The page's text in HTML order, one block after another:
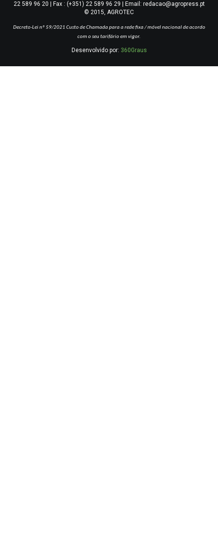
22 589 96 20 | Fax : (+351) 22 589 96 29 | Email: redacao@agropress.pt
© 2015, AGROTEC
Decreto-Lei nº 59/2021 Custo de Chamada para a rede fixa / móvel nacional de acordo
com o seu tarifário em vigor.
Desenvolvido por: 360Graus